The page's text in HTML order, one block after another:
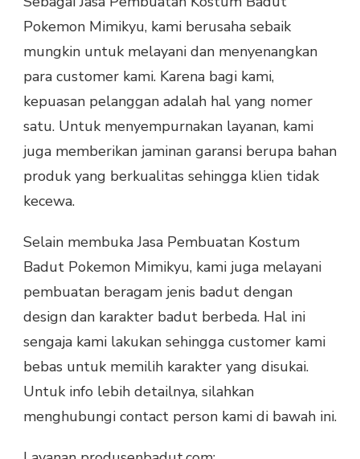
Pokemon Mimikyu, kami berusaha sebaik
mungkin untuk melayani dan menyenangkan
para customer kami. Karena bagi kami,
kepuasan pelanggan adalah hal yang nomer
satu. Untuk menyempurnakan layanan, kami
juga memberikan jaminan garansi berupa bahan
produk yang berkualitas sehingga klien tidak
kecewa.
Selain membuka Jasa Pembuatan Kostum
Badut Pokemon Mimikyu, kami juga melayani
pembuatan beragam jenis badut dengan
design dan karakter badut berbeda. Hal ini
sengaja kami lakukan sehingga customer kami
bebas untuk memilih karakter yang disukai.
Untuk info lebih detailnya, silahkan
menghubungi contact person kami di bawah ini.